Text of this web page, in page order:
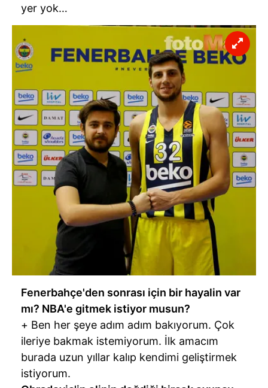
yer yok…
Fenerbahçe'den sonrası için bir hayalin var
mı? NBA'e gitmek istiyor musun?
+ Ben her şeye adım adım bakıyorum. Çok
ileriye bakmak istemiyorum. İlk amacım
burada uzun yıllar kalıp kendimi geliştirmek
istiyorum.